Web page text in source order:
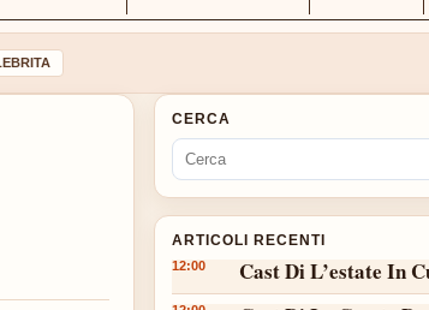
CERCA
ARTICOLI RECENTI
12:00 Cast Di L’estate In